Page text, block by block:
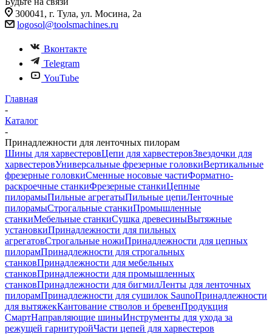
300041, г. Тула, ул. Мосина, 2а
logosol@toolsmachines.ru
Вконтакте
Telegram
YouTube
Главная
-
Каталог
-
Принадлежности для ленточных пилорам
Шины для харвестеровЦепи для харвестеровЗвездочки для
харвестеровУниверсальные фрезерные головкиВертикальные
фрезерные головкиСменные носовые частиФорматно-
раскроечные станкиФрезерные станкиЦепные
пилорамыПильные агрегатыПильные цепиЛенточные
пилорамыСтрогальные станкиПромышленные
станкиМебельные станкиСушка древесиныВытяжные
установкиПринадлежности для пильных
агрегатовСтрогальные ножиПринадлежности для цепных
пилорамПринадлежности для строгальных
станковПринадлежности для мебельных
станковПринадлежности для промышленных
станковПринадлежности для бигмилЛенты для ленточных
пилорамПринадлежности для сушилок SaunoПринадлежности
для вытяжекКантование стволов и бревенПродукция
СмартНаправляющие шиныИнструменты для ухода за
режущей гарнитуройЧасти цепей для харвестеров